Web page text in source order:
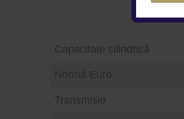
Capacitate cilindrică
Transmisie